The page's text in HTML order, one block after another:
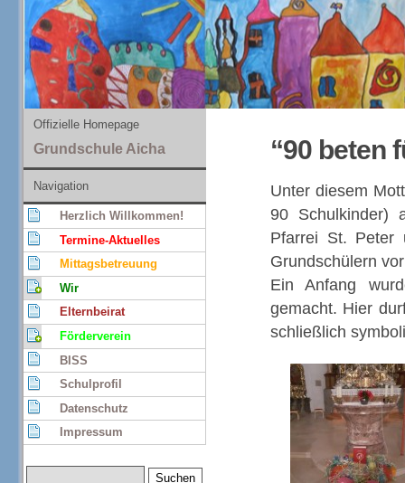
“90 beten
Unter diesem
90 Schulkinder)
Pfarrei St. Peter
Grundschülern
Ein Anfang
gemacht. Hier
schließlich
Offizielle Homepage
Grundschule Aicha
Navigation
Herzlich Willkommen!
Termine-Aktuelles
Mittagsbetreuung
Wir
Elternbeirat
Förderverein
BISS
Schulprofil
Datenschutz
Impressum